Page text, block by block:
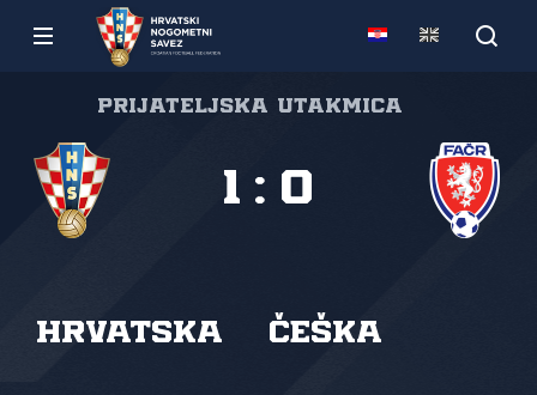
Prijateljska utakmica
Hrvatska Češka
1 : 0